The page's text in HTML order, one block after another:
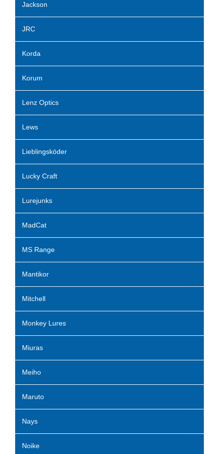
Jackson
JRC
Korda
Korum
Lenz Optics
Lews
Lieblingsköder
Lucky Craft
Lurejunks
MadCat
MS Range
Mantikor
Mitchell
Monkey Lures
Miuras
Meiho
Maruto
Nays
Noike